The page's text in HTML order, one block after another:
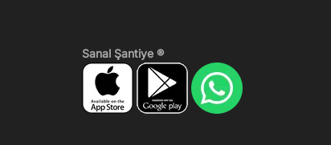
Sanal Şantiye ®